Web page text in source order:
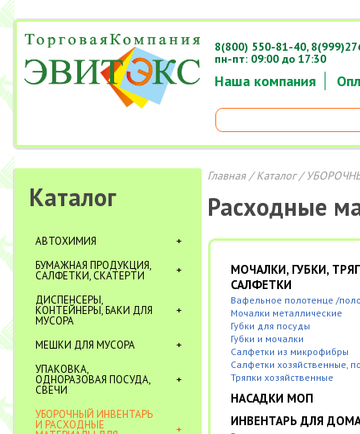
Наша компания
8(800) 550-81-40,
пн-пт: 09:00 до 17:30
Каталог
АВТОХИМИЯ
БУМАЖНАЯ ПРОДУКЦИЯ,
САЛФЕТКИ, СКАТЕРТИ
ДИСПЕНСЕРЫ,
КОНТЕЙНЕРЫ, БАКИ ДЛЯ
МУСОРА
МЕШКИ ДЛЯ МУСОРА
УПАКОВКА,
ОДНОРАЗОВАЯ ПОСУДА,
СВЕЧИ
УБОРОЧНЫЙ ИНВЕНТАРЬ
И РАСХОДНЫЕ
Главная/Каталог/
Расходные
МОЧАЛКИ, ГУБКИ,
САЛФЕТКИ
Вафельное полотенце /
Мочалки металлические
Губки для посуды
Губки и мочалки
Салфетки из микрофибры
Салфетки хозяйственные,
Тряпки хозяйственные
НАСАДКИ МОП
ИНВЕНТАРЬ ДЛЯ